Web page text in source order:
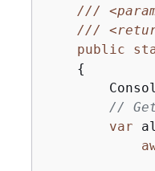
///
///
public
{
//
var